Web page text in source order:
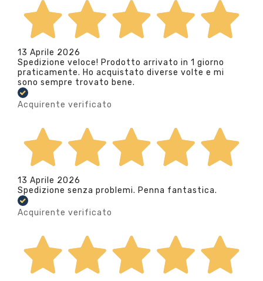
13 Aprile 2026
Spedizione veloce! Prodotto arrivato in 1 giorno
praticamente. Ho acquistato diverse volte e mi
sono sempre trovato bene.
Acquirente verificato
13 Aprile 2026
Spedizione senza problemi. Penna fantastica.
Acquirente verificato